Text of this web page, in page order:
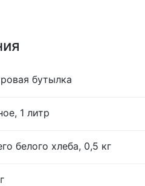
бутылка
1 литр
белого хлеба, 0,5 кг